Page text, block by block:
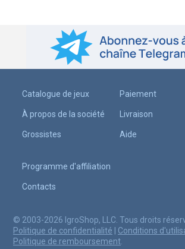
Catalogue de jeux
À propos de la société
Grossistes
Paiement
Livraison
Aide
Programme d'affiliation
Contacts
© 2003-2026 IgroShop, LLC. Tous droits
Politique de confidentialité
Conditions
Politique de remboursement.